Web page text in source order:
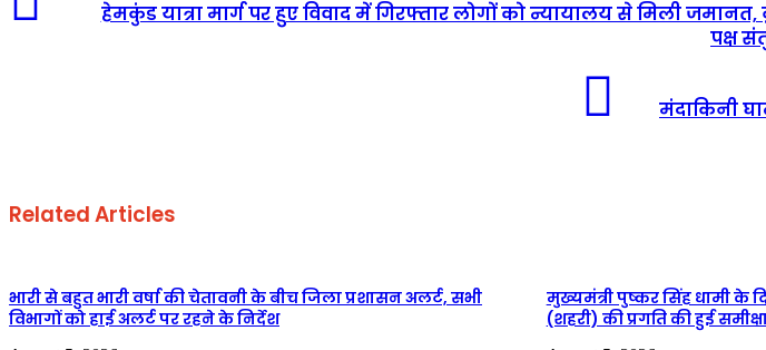
हेमकुंड यात्रा मार्ग पर हुए विवाद में गिरफ्तार लोगों को न्यायालय से मिली
पक्ष
मंदाकिनी
Related Articles
भारी से बहुत भारी वर्षा की चेतावनी के बीच जिला प्रशासन अलर्ट, सभी
विभागों को हाई अलर्ट पर रहने के निर्देश
मुख्यमंत्री पुष्कर सिंह धामी के
(शहरी) की प्रगति की हुई